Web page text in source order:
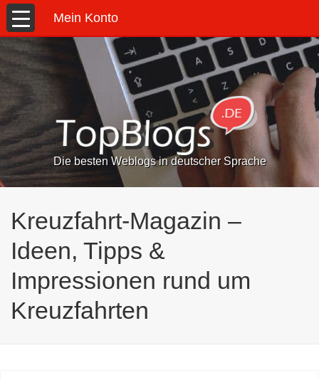
Mein Konto
Die besten Weblogs in deutscher Sprache
Kreuzfahrt-Magazin –
Ideen, Tipps &
Impressionen rund um
Kreuzfahrten